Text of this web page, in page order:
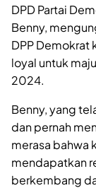
DPD Partai
Benny,
DPP Demokrat
loyal untuk
2024.
Benny, yang
dan pernah
merasa bahwa
mendapatkan
berkembang